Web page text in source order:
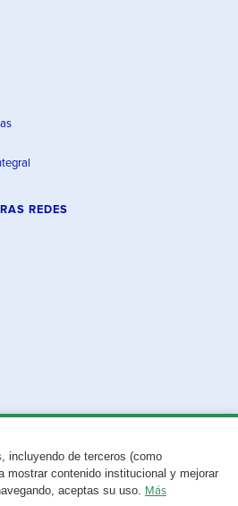
incluyendo de terceros (como
mostrar contenido institucional y mejorar
aceptas su uso. Más
REDES
con esta página?Repórtalo aquí.